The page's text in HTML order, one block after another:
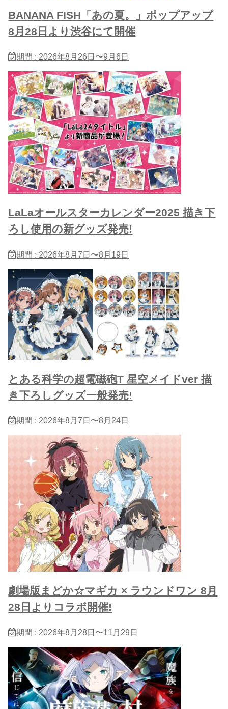
BANANA FISH「あの夏。」ポップアップ
8月28日より渋谷にて開催
期間 : 2026年8月26日〜9月6日
LaLaオールスターカレンダー2025 描き下
ろし使用の新グッズ発売!
期間 : 2026年8月7日〜8月19日
とある科学の超電磁砲T 星​空メイドver 描
き下ろしグッズ一般発売!
期間 : 2026年8月7日〜8月24日
劇場版まどか☆マギカ × ラウンドワン 8月
28日よりコラボ開催!
期間 : 2026年8月28日〜11月29日